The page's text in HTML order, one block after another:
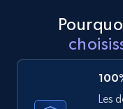
Reviews count
price, and more.
Les